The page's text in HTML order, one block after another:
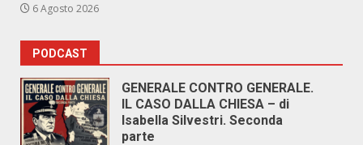
6 Agosto 2026
PODCAST
GENERALE CONTRO GENERALE.
IL CASO DALLA CHIESA – di
Isabella Silvestri. Seconda
parte